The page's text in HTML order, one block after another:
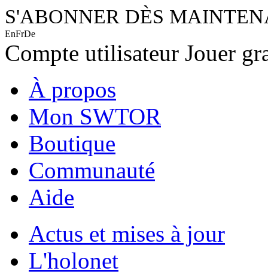
S'ABONNER DÈS
EnFrDe
Compte utilisateur Jouer
À propos
Mon SWTOR
Boutique
Communauté
Aide
Actus et mises à jour
L'holonet